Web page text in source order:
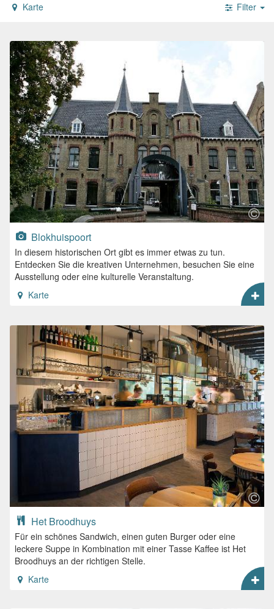
Karte Filter
Blokhuispoort
In diesem historischen Ort gibt es immer etwas zu tun.
Entdecken Sie die kreativen Unternehmen, besuchen Sie eine
Ausstellung oder eine kulturelle Veranstaltung.
Karte
Het Broodhuys
Für ein schönes Sandwich, einen guten Burger oder eine
leckere Suppe in Kombination mit einer Tasse Kaffee ist Het
Broodhuys an der richtigen Stelle.
Karte